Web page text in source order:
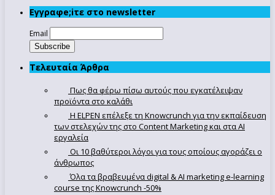
Εγγραφe;iτε στο newsletter
Email
Τελευταία Άρθρα
Πως θα φέρω πίσω αυτούς που εγκατέλειψαν
προϊόντα στο καλάθι
Η ELPEN επέλεξε τη Knowcrunch για την εκπαίδευση
των στελεχών της στο Content Marketing και στα AI
εργαλεία
Οι 10 βαθύτεροι λόγοι για τους οποίους αγοράζει ο
άνθρωπος
Όλα τα βραβευμένα digital & AI marketing e-learning
course της Knowcrunch -50%